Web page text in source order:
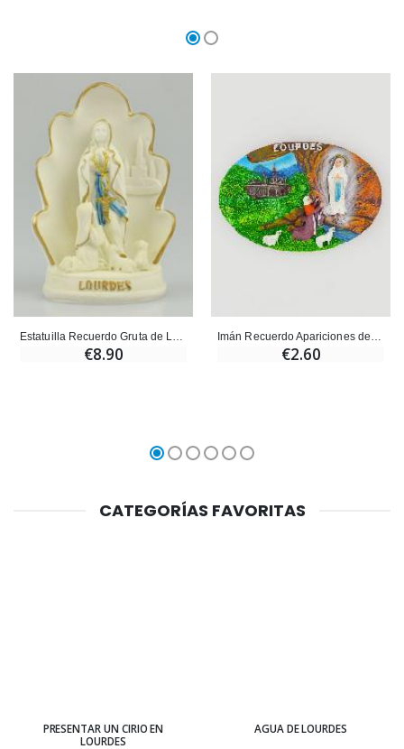
€8.90 €2.60
CATEGORÍAS FAVORITAS
PRESENTAR UN CIRIO EN
LOURDES
AGUA DE LOURDES